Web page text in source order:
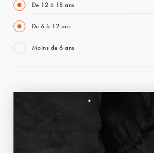
De 12 à 18 ans
De 6 à 12 ans
Moins de 6 ans